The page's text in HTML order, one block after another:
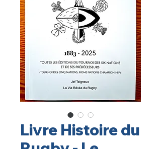
Livre Histoire du